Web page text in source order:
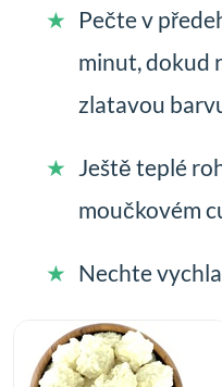
Pečte v
minut, dokud
zlatavou
Ještě teplé
moučkovém
Nechte